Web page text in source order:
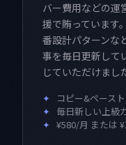
バー費用などの運
援で賄っています
番設計パターンな
事を毎日更新して
じていただけまし
✦
コピー&ペース
✦ 毎日新しい上級
✦ ¥580/月 または